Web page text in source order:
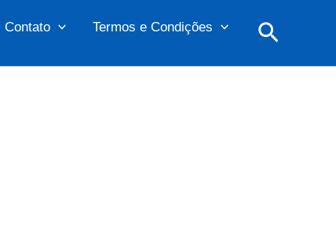
Contato Termos e Condições